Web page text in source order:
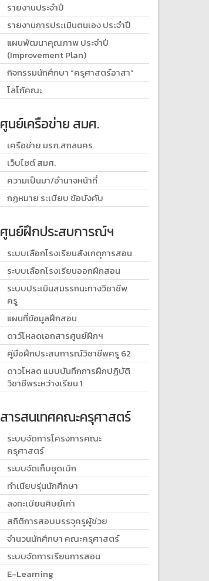
รายงานประจำปี
รายงานการประเมินตนเอง ประจำปี
แผนพัฒนาคุณภาพ ประจำปี
(Improvement Plan)
กิจกรรมนักศึกษา “ครุศาสตร์อาสา”
โลโก้คณะ
ศูนย์เครือข่าย สมศ.
เครือข่าย มรภ.สกลนคร
เว็บไซต์ สมศ.
ความเป็นมา/อำนาจหน้าที่
กฏหมาย ระเบียบ ข้อบังคับ
ศูนย์ฝึกประสบการณ์ฯ
ระบบเลือกโรงเรียนสังเกตุการสอน
ระบบเลือกโรงเรียนออกฝึกสอน
ระบบประเมินสมรรถนะทางวิชาชีพ
ครู
แผนที่ข้อมูลฝึกสอน
ดาว์โหลดเอกสารศูนย์ฝึกฯ
คู่มือฝึกประสบการณ์วิชาชีพครู 62
ดาวโหลด แบบบันทึกการฝึกปฏิบัติ
วิชาชีพระหว่างเรียน 1
สารสนเทศคณะครุศาสตร์
ระบบจัดการโครงการคณะ
ครุศาสตร์
ระบบจัดเก็บชุดเบิก
ทำเนียบรุ่นนักศึกษา
ลงทะเบียนศิษย์เก่า
สถิติการสอบบรรจุครูผู้ช่วย
จำนวนนักศึกษา คณะครุศาสตร์
ระบบจัดการเรียนการสอน
E-Learning